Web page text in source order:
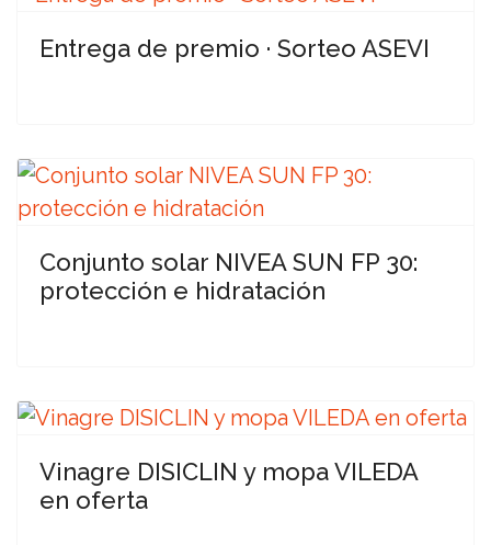
Entrega de premio · Sorteo ASEVI
Conjunto solar NIVEA SUN FP 30:
protección e hidratación
Vinagre DISICLIN y mopa VILEDA
en oferta